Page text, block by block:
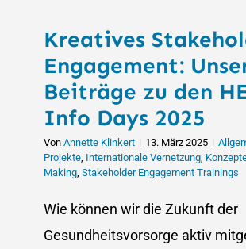
Kreatives
Engagement:
Beiträge zu den
Info Days 2025
Von Annette Klinkert | 13. März 2025 |
Projekte, Internationale Vernetzung,
Making, Stakeholder Engagement Trainings
Wie können wir die Zukunft der
Gesundheitsvorsorge aktiv